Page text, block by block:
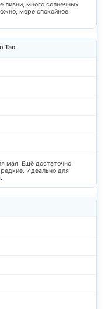
ливни, много солнечных
море спокойное.
Тао
мая! Ещё достаточно
Идеально для